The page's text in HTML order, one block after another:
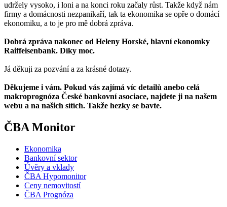
udržely vysoko, i loni a na konci roku začaly růst. Takže když nám
firmy a domácnosti nezpanikaří, tak ta ekonomika se opře o domácí
ekonomiku, a to je pro mě dobrá zpráva.
Dobrá zpráva nakonec od Heleny Horské, hlavní ekonomky
Raiffeisenbank. Díky moc.
Já děkuji za pozvání a za krásné dotazy.
Děkujeme i vám. Pokud vás zajímá víc detailů anebo celá
makroprognóza České bankovní asociace, najdete ji na našem
webu a na našich sítích. Takže hezky se bavte.
ČBA Monitor
Ekonomika
Bankovní sektor
Úvěry a vklady
ČBA Hypomonitor
Ceny nemovitostí
ČBA Prognóza